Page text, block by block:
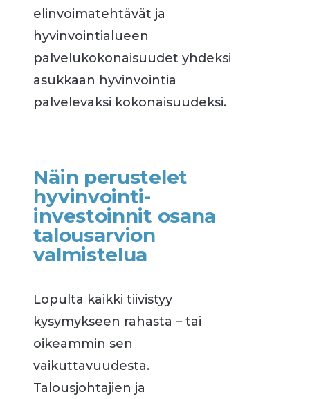
elinvoimatehtävät ja
hyvinvointialueen
palvelukokonaisuudet yhdeksi
asukkaan hyvinvointia
palvelevaksi kokonaisuudeksi.
Näin perustelet
hyvinvointi-
investoinnit osana
talousarvion
valmistelua
Lopulta kaikki tiivistyy
kysymykseen rahasta – tai
oikeammin sen
vaikuttavuudesta.
Talousjohtajien ja